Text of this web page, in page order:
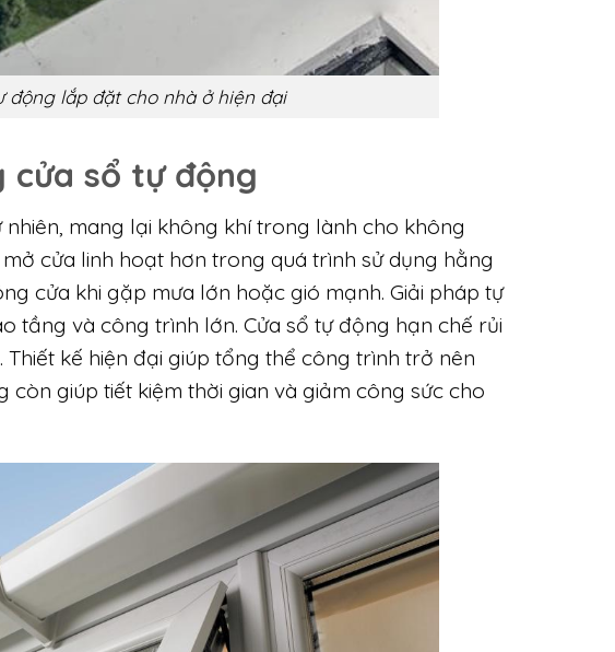
động lắp đặt cho nhà ở hiện đại
cửa sổ tự động
mang lại không khí trong lành cho không
cửa linh hoạt hơn trong quá trình sử dụng hằng
cửa khi gặp mưa lớn hoặc gió mạnh. Giải pháp tự
tầng và công trình lớn. Cửa sổ tự động hạn chế rủi
kế hiện đại giúp tổng thể công trình trở nên
giúp tiết kiệm thời gian và giảm công sức cho